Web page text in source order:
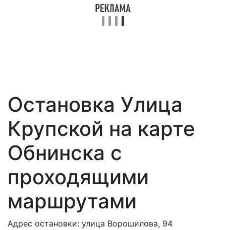
Остановка Улица
Крупской на карте
Обнинска с
проходящими
маршрутами
Адрес остановки: улица Ворошилова, 94